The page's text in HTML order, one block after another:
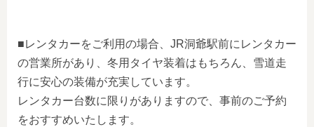
■レンタカーをご利用の場合、JR洞爺駅前にレンタカー
の営業所があり、冬用タイヤ装着はもちろん、雪道走
行に安心の装備が充実しています。
レンタカー台数に限りがありますので、事前のご予約
をおすすめいたします。